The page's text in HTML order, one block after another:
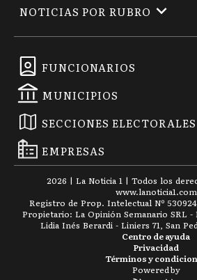
FUNCIONARIOS
MUNICIPIOS
SECCIONES ELECTORALES
EMPRESAS
NOTICIAS POR RUBRO
2026 | La Noticia 1 | Todos los
www.lanoticia1.com
Registro de Prop. Intelectual Nº
Propietario: La Opinión Semanario SRL
Lidia Inés Berardi - Liniers 71, San
Términos y
Privacidad
Centro de ayuda
Powered by